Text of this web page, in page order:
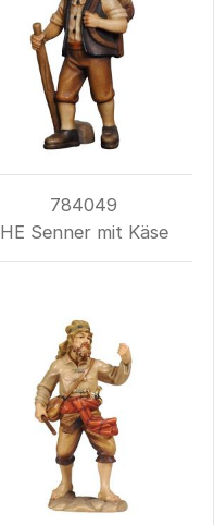
784049
HE Senner mit Käse